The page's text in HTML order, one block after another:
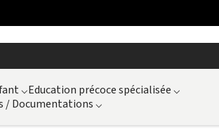
⌵Education précoce spécialisée ⌵
/ Documentations ⌵